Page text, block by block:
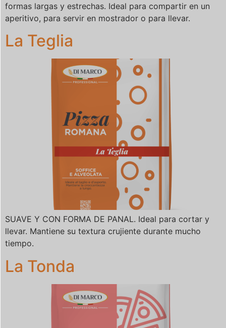
formas largas y estrechas. Ideal para compartir en un
aperitivo, para servir en mostrador o para llevar.
La Teglia
SUAVE Y CON FORMA DE PANAL. Ideal para cortar y
llevar. Mantiene su textura crujiente durante mucho
tiempo.
La Tonda